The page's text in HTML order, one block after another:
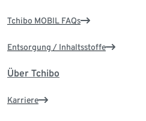
Tchibo MOBIL FAQs
Entsorgung / Inhaltsstoffe
Über Tchibo
Karriere